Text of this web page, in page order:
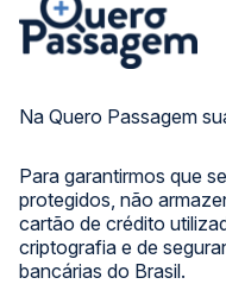
Na Quero Passagem
Para garantirmos que
protegidos, não
cartão de crédito
criptografia e de
bancárias do Brasil.